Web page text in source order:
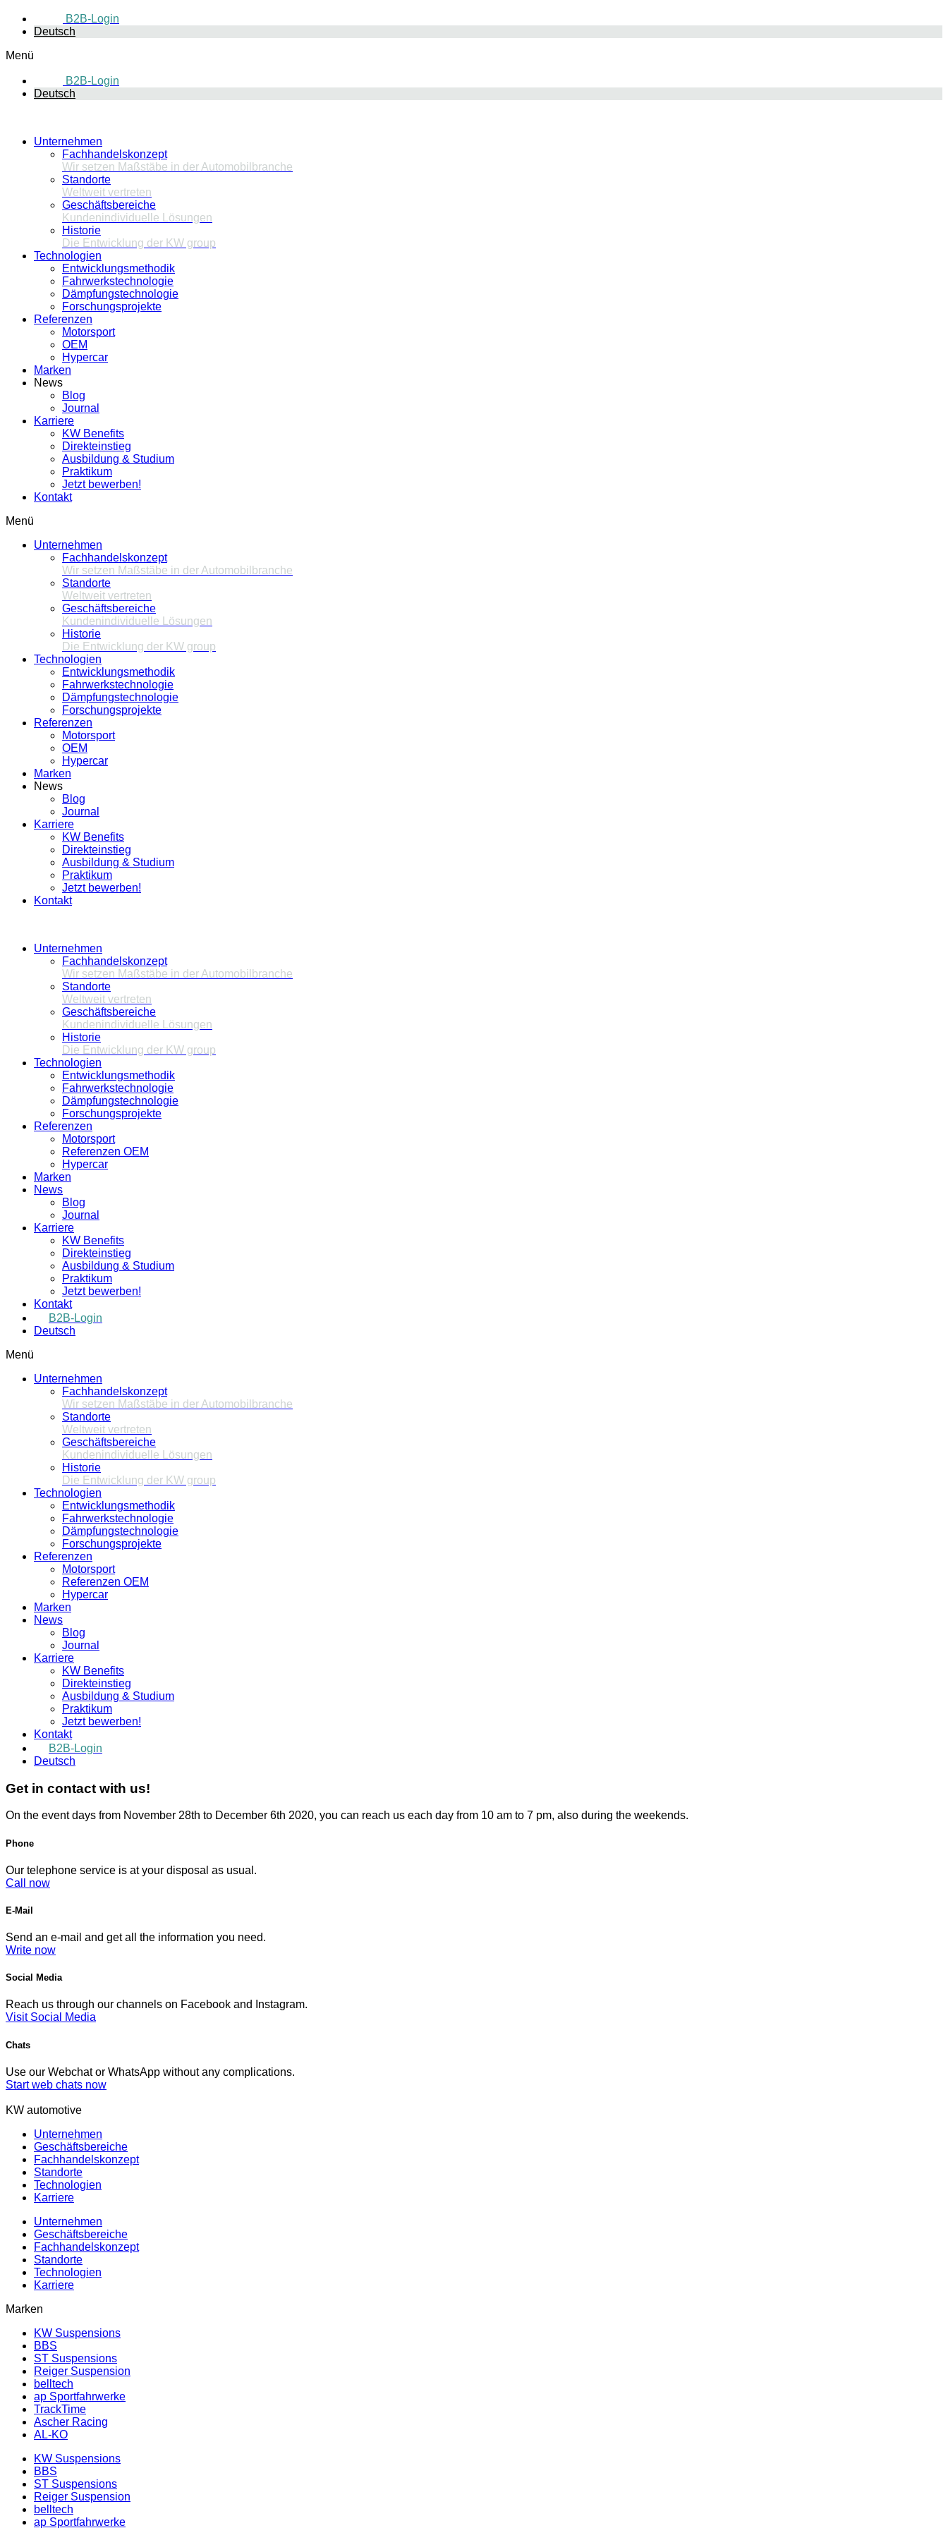
B2B-Login
Deutsch
Menü
B2B-Login
Deutsch
Unternehmen
Fachhandelskonzept
Wir setzen Maßstäbe in der Automobilbranche
Standorte
Weltweit vertreten
Geschäftsbereiche
Kundenindividuelle Lösungen
Historie
Die Entwicklung der KW group
Technologien
Entwicklungsmethodik
Fahrwerkstechnologie
Dämpfungstechnologie
Forschungsprojekte
Referenzen
Motorsport
OEM
Hypercar
Marken
News
Blog
Journal
Karriere
KW Benefits
Direkteinstieg
Ausbildung & Studium
Praktikum
Jetzt bewerben!
Kontakt
Menü
Unternehmen
Fachhandelskonzept
Wir setzen Maßstäbe in der Automobilbranche
Standorte
Weltweit vertreten
Geschäftsbereiche
Kundenindividuelle Lösungen
Historie
Die Entwicklung der KW group
Technologien
Entwicklungsmethodik
Fahrwerkstechnologie
Dämpfungstechnologie
Forschungsprojekte
Referenzen
Motorsport
OEM
Hypercar
Marken
News
Blog
Journal
Karriere
KW Benefits
Direkteinstieg
Ausbildung & Studium
Praktikum
Jetzt bewerben!
Kontakt
Unternehmen
Fachhandelskonzept
Wir setzen Maßstäbe in der Automobilbranche
Standorte
Weltweit vertreten
Geschäftsbereiche
Kundenindividuelle Lösungen
Historie
Die Entwicklung der KW group
Technologien
Entwicklungsmethodik
Fahrwerkstechnologie
Dämpfungstechnologie
Forschungsprojekte
Referenzen
Motorsport
Referenzen OEM
Hypercar
Marken
News
Blog
Journal
Karriere
KW Benefits
Direkteinstieg
Ausbildung & Studium
Praktikum
Jetzt bewerben!
Kontakt
B2B-Login
Deutsch
Menü
Unternehmen
Fachhandelskonzept
Wir setzen Maßstäbe in der Automobilbranche
Standorte
Weltweit vertreten
Geschäftsbereiche
Kundenindividuelle Lösungen
Historie
Die Entwicklung der KW group
Technologien
Entwicklungsmethodik
Fahrwerkstechnologie
Dämpfungstechnologie
Forschungsprojekte
Referenzen
Motorsport
Referenzen OEM
Hypercar
Marken
News
Blog
Journal
Karriere
KW Benefits
Direkteinstieg
Ausbildung & Studium
Praktikum
Jetzt bewerben!
Kontakt
B2B-Login
Deutsch
Get in contact with us!
On the event days from November 28th to December 6th 2020, you can reach us each day from 10 am to 7 pm, also during the weekends.
Phone
Our telephone service is at your disposal as usual.
Call now
E-Mail
Send an e-mail and get all the information you need.
Write now
Social Media
Reach us through our channels on Facebook and Instagram.
Visit Social Media
Chats
Use our Webchat or WhatsApp without any complications.
Start web chats now
KW automotive
Unternehmen
Geschäftsbereiche
Fachhandelskonzept
Standorte
Technologien
Karriere
Unternehmen
Geschäftsbereiche
Fachhandelskonzept
Standorte
Technologien
Karriere
Marken
KW Suspensions
BBS
ST Suspensions
Reiger Suspension
belltech
ap Sportfahrwerke
TrackTime
Ascher Racing
AL-KO
KW Suspensions
BBS
ST Suspensions
Reiger Suspension
belltech
ap Sportfahrwerke